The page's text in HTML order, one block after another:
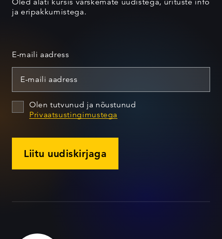
ja eripakkumistega.
E-maili aadress
Olen tutvunud ja nõustunud
Privaatsustingimustega
Liitu uudiskirjaga